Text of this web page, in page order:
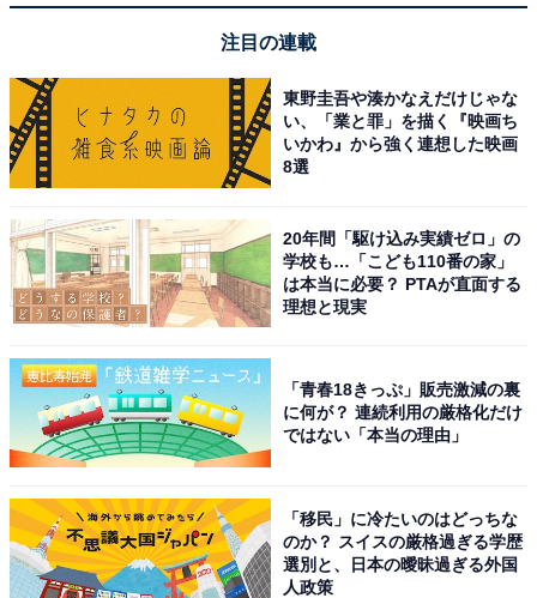
フレッシュネスバーガーから“ソースに直付け”して食べ
るハンバーガーが販売中！
【関連リンク】
プレスリリース
注目の連載
東野圭吾や湊かなえだけじゃな
い、「業と罪」を描く『映画ち
いかわ』から強く連想した映画
8選
20年間「駆け込み実績ゼロ」の
学校も…「こども110番の家」
は本当に必要？ PTAが直面する
理想と現実
「青春18きっぷ」販売激減の裏
に何が？ 連続利用の厳格化だけ
ではない「本当の理由」
「移民」に冷たいのはどっちな
のか？ スイスの厳格過ぎる学歴
選別と、日本の曖昧過ぎる外国
人政策